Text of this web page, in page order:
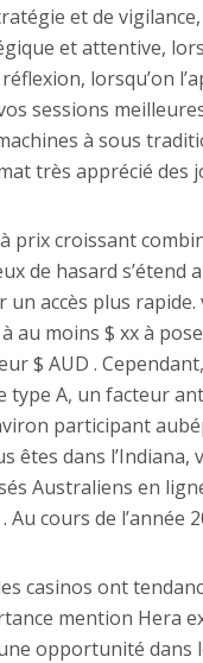
et de
et attentive,
lorsqu’on
sessions
à sous
très apprécié des
prix croissant
de hasard
un accès plus
au moins $ xx à
$ AUD .
type A, un facteur
participant
êtes dans
Australiens en
cours de l’année
casinos ont
mention Hera
opportunité dans